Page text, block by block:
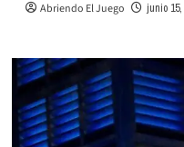
Abriendo El Juego junio 15,